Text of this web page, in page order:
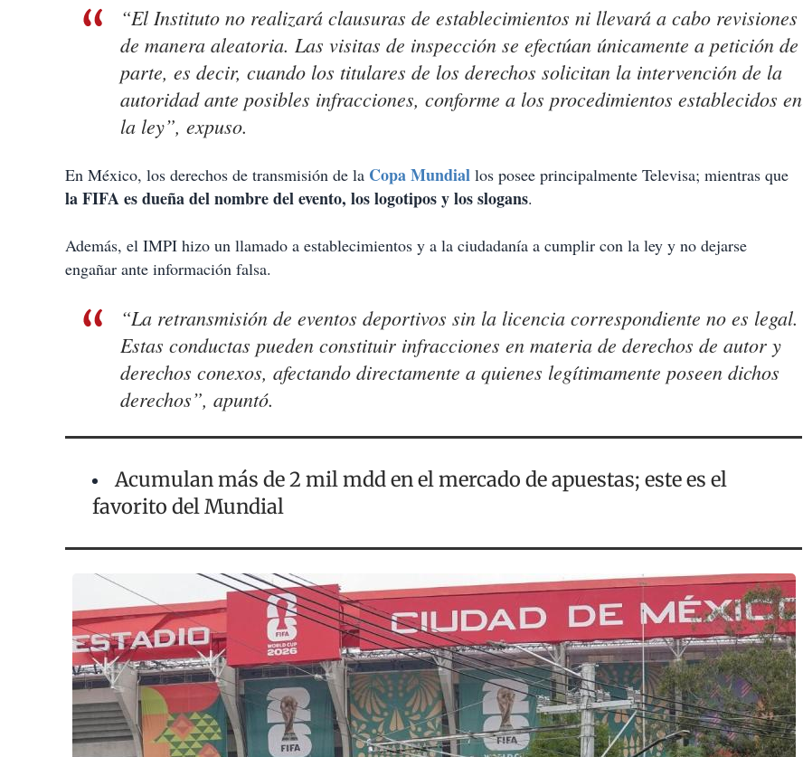
“El Instituto no realizará clausuras de establecimientos ni llevará a cabo revisiones
de manera aleatoria. Las visitas de inspección se efectúan únicamente a petición de
parte, es decir, cuando los titulares de los derechos solicitan la intervención de la
autoridad ante posibles infracciones, conforme a los procedimientos establecidos en
la ley”, expuso.
En México, los derechos de transmisión de la Copa Mundial los posee principalmente Televisa; mientras que
la FIFA es dueña del nombre del evento, los logotipos y los slogans.
Además, el IMPI hizo un llamado a establecimientos y a la ciudadanía a cumplir con la ley y no dejarse
engañar ante información falsa.
“La retransmisión de eventos deportivos sin la licencia correspondiente no es legal.
Estas conductas pueden constituir infracciones en materia de derechos de autor y
derechos conexos, afectando directamente a quienes legítimamente poseen dichos
derechos”, apuntó.
Acumulan más de 2 mil mdd en el mercado de apuestas; este es el
favorito del Mundial